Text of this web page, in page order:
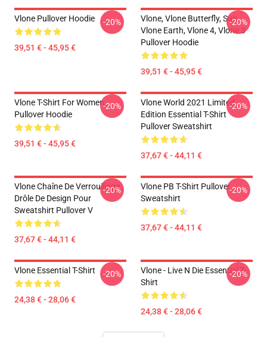
Vlone Pullover Hoodie
39,51 € - 45,95 €
-20%
Vlone, Vlone Butterfly, Sun,
Vlone Earth, Vlone 4, Vlone 3
Pullover Hoodie
39,51 € - 45,95 €
-20%
Vlone T-Shirt For Women
Pullover Hoodie
39,51 € - 45,95 €
-20%
Vlone World 2021 Limited
Edition Essential T-Shirt
Pullover Sweatshirt
37,67 € - 44,11 €
-20%
Vlone Chaîne De Verrouillage ,
Drôle De Design Pour
Sweatshirt Pullover V
37,67 € - 44,11 €
-20%
Vlone PB T-Shirt Pullover
Sweatshirt
37,67 € - 44,11 €
-20%
Vlone Essential T-Shirt
24,38 € - 28,06 €
-20%
Vlone - Live N Die Essential T-
Shirt
24,38 € - 28,06 €
-20%